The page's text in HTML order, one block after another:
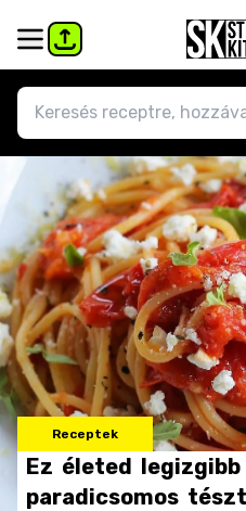
Receptek
Ez életed legizgibb
paradicsomos